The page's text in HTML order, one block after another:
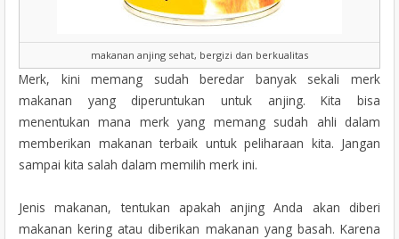
makanan anjing sehat, bergizi dan berkualitas
Merk, kini memang sudah beredar banyak sekali merk
makanan yang diperuntukan untuk anjing. Kita bisa
menentukan mana merk yang memang sudah ahli dalam
memberikan makanan terbaik untuk peliharaan kita. Jangan
sampai kita salah dalam memilih merk ini.
Jenis makanan, tentukan apakah anjing Anda akan diberi
makanan kering atau diberikan makanan yang basah. Karena